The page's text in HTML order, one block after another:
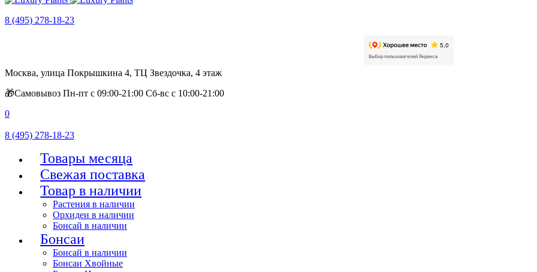
8 (495) 278-18-23
Москва, улица Покрышкина 4, ТЦ Звездочка, 4 этаж
🎁Самовывоз Пн-пт с 09:00-21:00 Сб-вс с 10:00-21:00
0
8 (495) 278-18-23
Товары месяца
Свежая поставка
Товар в наличии
Растения в наличии
Орхидеи в наличии
Бонсай в наличии
Бонсаи
Бонсай в наличии
Бонсаи Хвойные